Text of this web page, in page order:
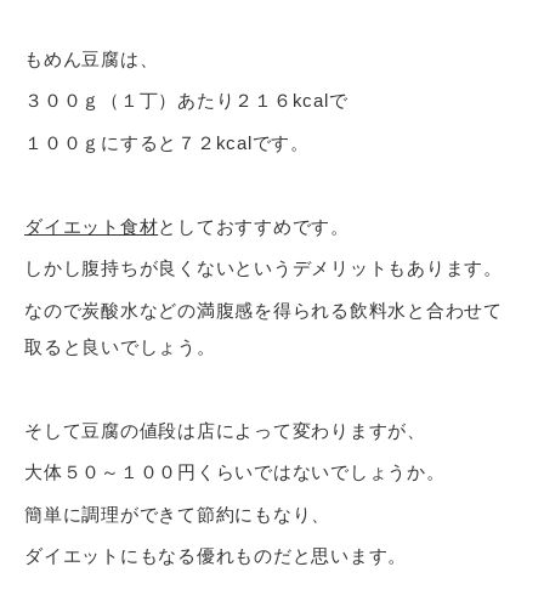
もめん豆腐は、
３００ｇ（１丁）あたり２１６kcalで
１００ｇにすると７２kcalです。
ダイエット食材としておすすめです。
しかし腹持ちが良くないというデメリットもあります。
なので炭酸水などの満腹感を得られる飲料水と合わせて
取ると良いでしょう。
そして豆腐の値段は店によって変わりますが、
大体５０～１００円くらいではないでしょうか。
簡単に調理ができて節約にもなり、
ダイエットにもなる優れものだと思います。